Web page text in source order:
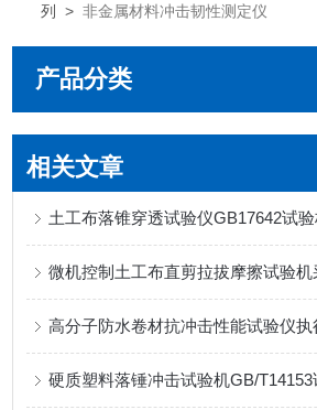
列
>非金属材料冲击韧性测定仪
产品分类
相关文章
土工布落锥穿透试验仪GB17642试
高分子防水卷材抗冲击性能试验仪执
硬质塑料落锤冲击试验机GB/